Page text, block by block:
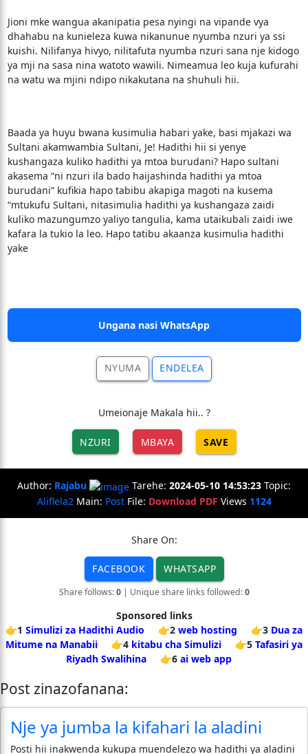
Jioni mke wangua akanipatia pesa nyingi na vipande vya
dhahabu na kunieleza kuwa nikanunue nyumba nzuri ya ssi
kuishi. Nilifanya hivyo, nilitafuta nyumba nzuri sana nje kidogo
ya mji na sasa nina watoto wawili. Nimeamua leo kuja kufurahi
na watu wa mjini ndipo nikakutana na shuhuli hii.
Baada ya huyu bwana kusimulia habari yake, basi mjakazi wa
Sultani akamwambia Sultani, Je! Hadithi hii si yenye
kushangaza kuliko hadithi ya mtoa burudani? Hapo sultani
akasema “ni nzuri ila bado haijashinda hadithi ya mtoa
burudani” kufikia hapo tabibu akapiga magoti na kusema
“mtukufu Sultani, nitasimulia hadithi ya kushangaza zaidi
kuliko mazungumzo yaliyo tangulia, kama utaikubali zaidi iwe
kafara la tukio la leo. Hapo tatibu akaanza kusimulia hadithi
yake
Ungana nasi WhatsApp
NYUMA ENDELEA
Umeionaje Makala hii.. ?
NZURI MBAYA SAVE
Author: Rajabu Tarehe: 2024-05-10 14:53:23 Topic:
Aliflela2 Main: PostFile: Download PDF Views 1124
Share On:
FACEBOOK WHATSAPP
Share follows:0| Unique share links followed:0
Sponsored links
👉1 Simulizi za Hadithi Audio 👉2 web hosting 👉3 Dua za
Mitume na Manabii
👉4 kitabu cha Simulizi 👉5 Tafasiri ya
Riyadh Swalihina
👉6 ai web app
Post zinazofanana:
Nje ya jumba la kifahari la aladini
Posti hii inakwenda kukupa muendelezo wa hadithi ya aladini